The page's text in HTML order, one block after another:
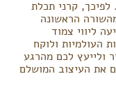
לפיכך, קרני תכלת
הראשונה
ליווי צמוד
העולמיות ולוקח
ולייעץ לכם מהרגע
את העיצוב המושלם